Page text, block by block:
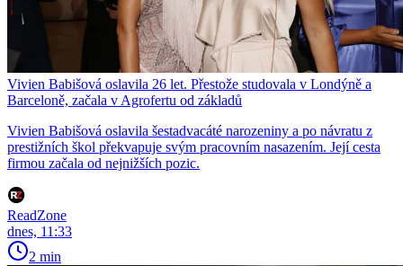
Vivien Babišová oslavila 26 let. Přestože studovala v Londýně a
Barceloně, začala v Agrofertu od základů
Vivien Babišová oslavila šestadvacáté narozeniny a po návratu z
prestižních škol překvapuje svým pracovním nasazením. Její cesta
firmou začala od nejnižších pozic.
ReadZone
dnes, 11:33
2 min